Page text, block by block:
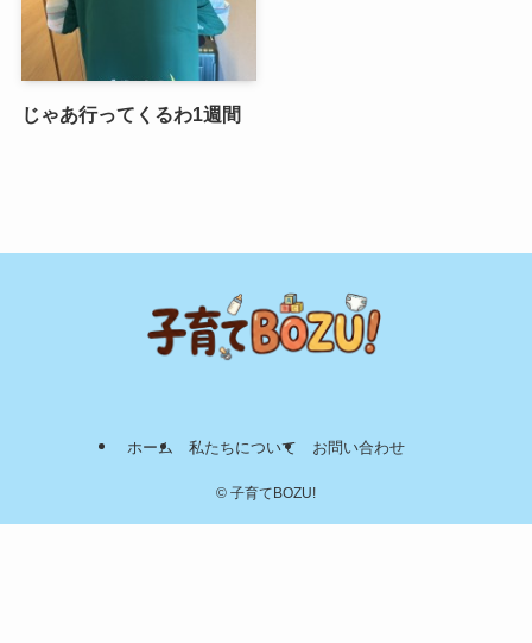
じゃあ行ってくるわ1週間
ホーム 私たちについて お問い合わせ
© 子育てBOZU!